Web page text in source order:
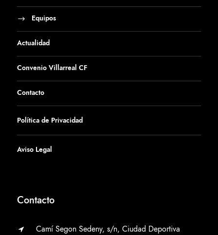
Equipos
Actualidad
Convenio Villarreal CF
Contacto
Política de Privacidad
Aviso Legal
Contacto
Camí Segon Sedeny, s/n, Ciudad Deportiva